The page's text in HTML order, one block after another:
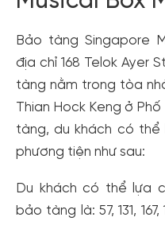
Bảo tàng Singapore
địa chỉ 168 Telok Ayer
tàng nằm trong tòa
Thian Hock Keng ở
tàng, du khách có
phương tiện như sau:
Du khách có thể lựa
bảo tàng là: 57, 131,